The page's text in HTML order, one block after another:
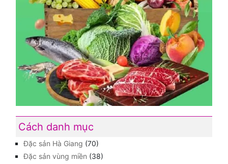
Cách danh mục
Đặc sản Hà Giang (70)
Đặc sản vùng miền (38)